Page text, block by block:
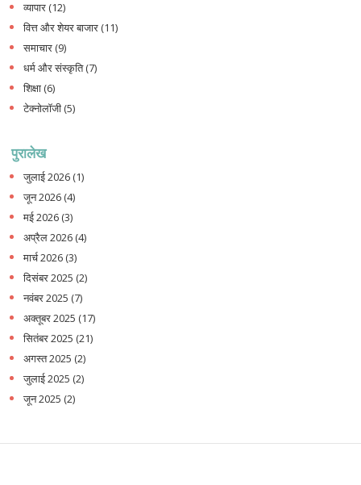
व्यापार (12)
वित्त और शेयर बाजार (11)
समाचार (9)
धर्म और संस्कृति(7)
शिक्षा (6)
टेक्नोलॉजी (5)
पुरालेख
जुलाई 2026 (1)
जून 2026 (4)
मई 2026 (3)
अप्रैल 2026 (4)
मार्च 2026 (3)
दिसंबर 2025 (2)
नवंबर 2025 (7)
अक्तूबर 2025 (17)
सितंबर 2025 (21)
अगस्त 2025 (2)
जुलाई 2025 (2)
जून 2025 (2)